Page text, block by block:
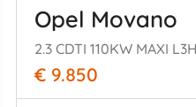
Opel Movano
2.3 CDTI 110KW MAXI
€ 9.850